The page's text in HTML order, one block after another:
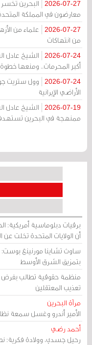
2026-07-27
البحرين
معارضون في المملكة
2026-07-27
علماء من
من انتهاكات
2026-07-24
الشيخ عادل
أكبر المحرمات.. ومنعها
2026-07-24
وول ستريت
الأراضي الإيرانية
2026-07-19
الشيخ عادل
ممنهجة في البحرين
برقيات دبلوماسية أمريكية:
أن الولايات المتحدة تخلت عن
ساوث تشاينا مورنينغ بوست:
بتمزيق الشرق الأوسط
منظمة حقوقية تطالب بفرض
تعذيب المعتقلين
مرآة البحرين
الأمير أندرو وغسل سمعة
أحمد رضي
رحيل جسدي، وولادة فكرية: